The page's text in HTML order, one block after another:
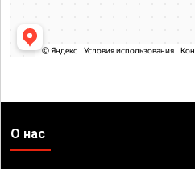
О нас